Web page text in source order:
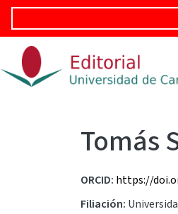
Pasar al contenido principal
Tomás
ORCID https://
Filiación